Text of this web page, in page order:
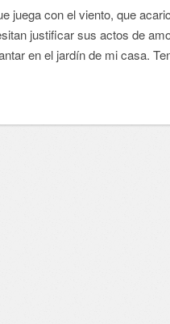
juega con el viento, que
justificar sus actos de
en el jardín de mi casa.